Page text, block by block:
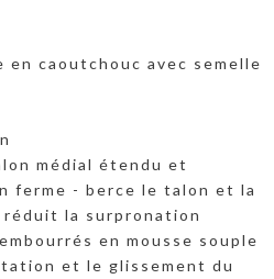
en caoutchouc avec semelle
médial étendu et
ferme - berce le talon et la
la surpronation
en mousse souple
et le glissement du